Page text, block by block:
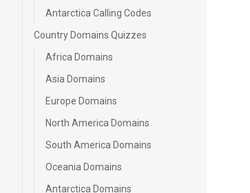
Antarctica Calling Codes
Country Domains Quizzes
Africa Domains
Asia Domains
Europe Domains
North America Domains
South America Domains
Oceania Domains
Antarctica Domains